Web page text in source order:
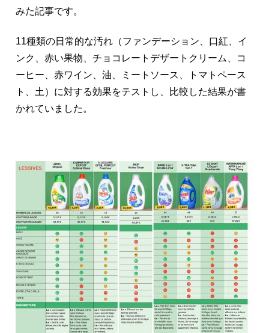
みた記事です。
11種類の日常的な汚れ（ファンデーション、口紅、イ
ンク、赤い果物、チョコレートデザートクリーム、コ
ーヒー、赤ワイン、油、ミートソース、トマトペース
ト、土）に対する効果をテストし、比較した結果が書
かれていました。